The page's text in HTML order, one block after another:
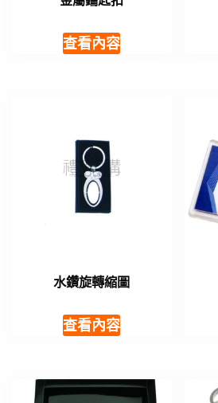
查看內容
水鑽旋轉縮圖
查看內容